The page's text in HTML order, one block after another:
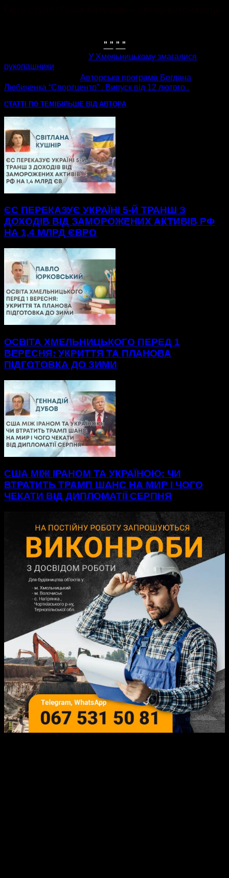
" " " "
У Хмельницькому змагалися
рукопашники
Авторська програма Богдана
Любиченка “Спортцентр” . Випуск від 12 лютого .
СТАТТІ ПО ТЕМІ БІЛЬШЕ ВІД АВТОРА
ЄС ПЕРЕКАЗУЄ УКРАЇНІ 5-Й ТРАНШ З
ДОХОДІВ ВІД ЗАМОРОЖЕНИХ АКТИВІВ РФ
НА 1,4 МЛРД ЄВРО
ОСВІТА ХМЕЛЬНИЦЬКОГО ПЕРЕД 1
ВЕРЕСНЯ: УКРИТТЯ ТА ПЛАНОВА
ПІДГОТОВКА ДО ЗИМИ
США МІЖ ІРАНОМ ТА УКРАЇНОЮ: ЧИ
ВТРАТИТЬ ТРАМП ШАНС НА МИР І ЧОГО
ЧЕКАТИ ВІД ДИПЛОМАТІЇ СЕРПНЯ